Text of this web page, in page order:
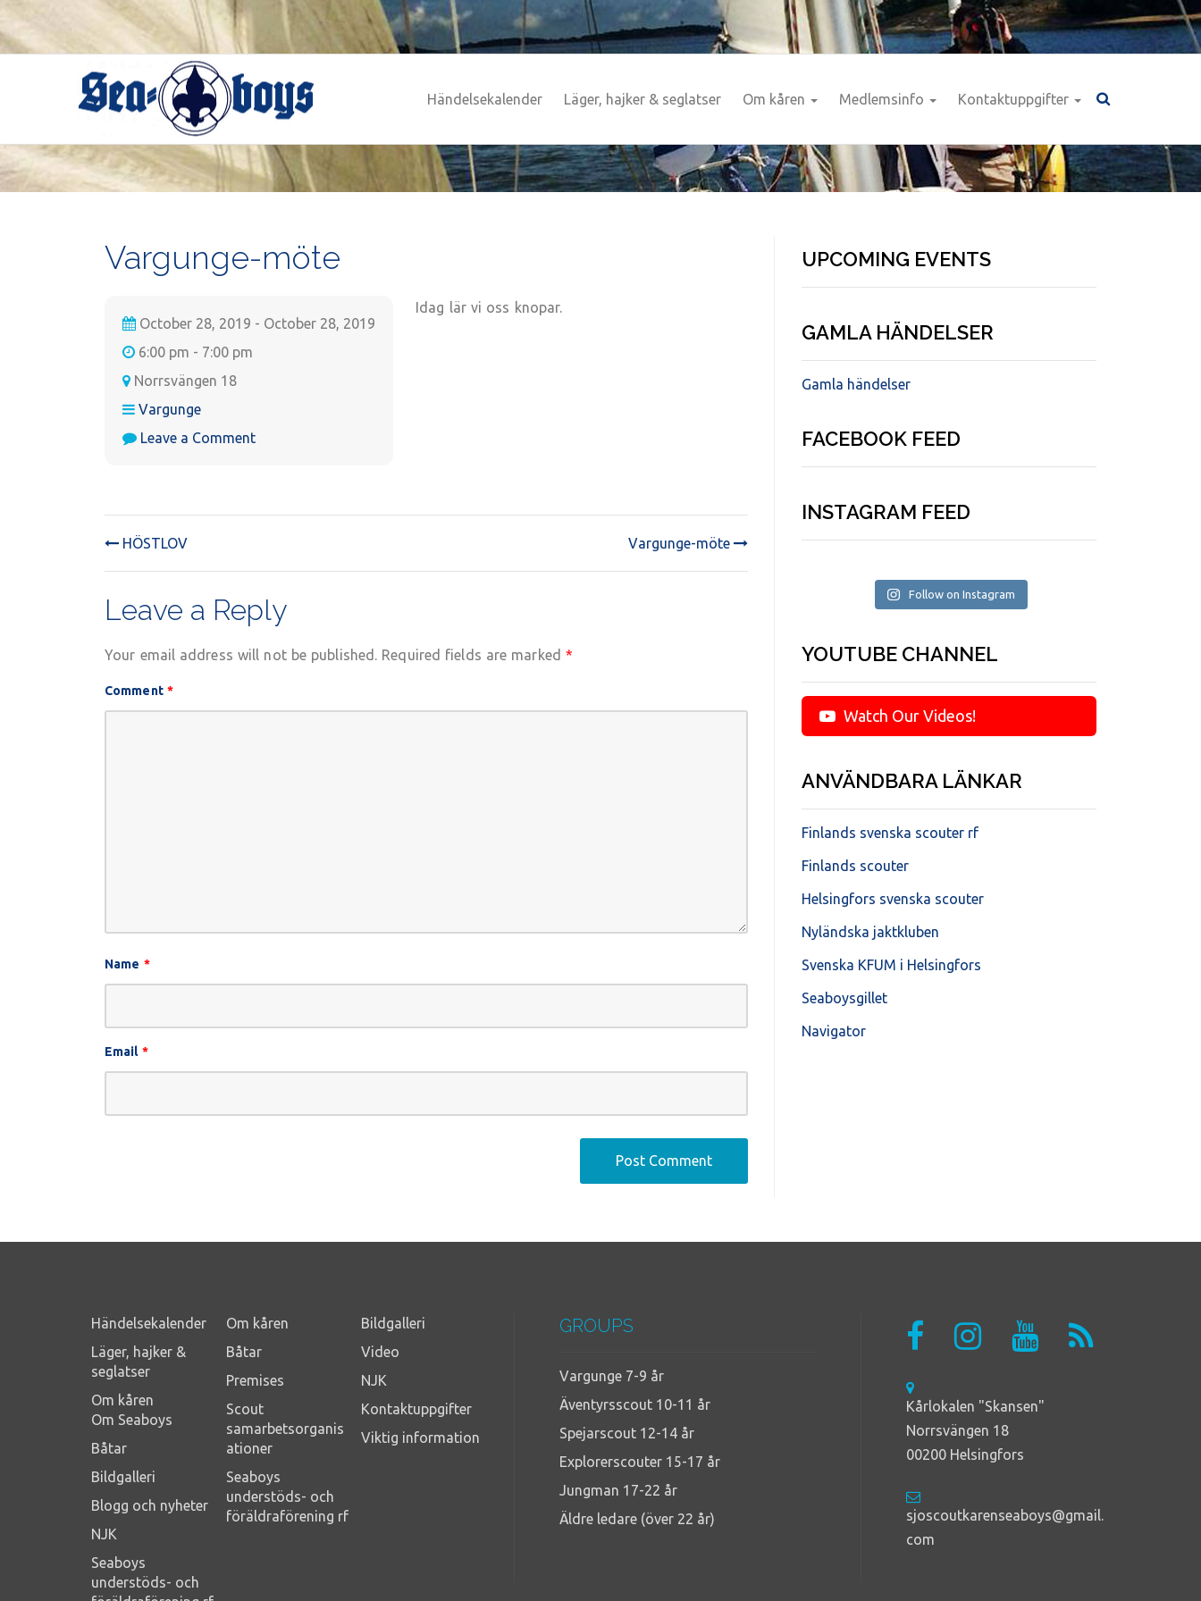
to
content
Händelsekalender Läger, hajker & seglatser Om kåren Medlemsinfo Kontaktuppgifter
Vargunge-möte
October 28, 2019 - October 28, 2019
6:00 pm - 7:00 pm
Norrsvängen 18
Vargunge
Leave a Commenton
Idag lär vi oss knopar.
POST
NAVIGATION
HÖSTLOV Vargunge-möte
Leave a Reply
Your email address will not be published. Required fields are marked *
Comment *
Name *
Email *
UPCOMING EVENTS
GAMLA HÄNDELSER
Gamla händelser
FACEBOOK FEED
INSTAGRAM FEED
Follow on Instagram
YOUTUBE CHANNEL
Watch Our Videos!
ANVÄNDBARA LÄNKAR
Finlands svenska scouter rf
Finlands scouter
Helsingfors svenska scouter
Nyländska jaktkluben
Svenska KFUM i Helsingfors
Seaboysgillet
Navigator
Händelsekalender
Läger, hajker &
seglatser
Om kåren
Om Seaboys
Båtar
Bildgalleri
Blogg och nyheter
NJK
Seaboys
understöds- och
Om kåren
Båtar
Premises
Scout
samarbetsorganis
ationer
Seaboys
understöds- och
föräldraförening rf
Bildgalleri
Video
NJK
Kontaktuppgifter
Viktig information
GROUPS
Vargunge 7-9 år
Äventyrsscout 10-11 år
Spejarscout 12-14 år
Explorerscouter 15-17 år
Jungman 17-22 år
Äldre ledare (över 22 år)
Kårlokalen "Skansen"
Norrsvängen 18
00200 Helsingfors
sjoscoutkarenseaboys@gmail.
com